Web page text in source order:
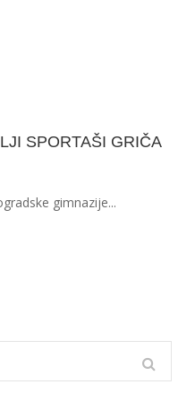
SPORTAŠI GRIČA
gimnazije...